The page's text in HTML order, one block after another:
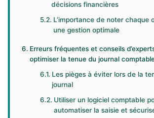
décisions financières
L’importance de noter chaque
une gestion optimale
Erreurs fréquentes et conseils
optimiser la tenue du journal
Les pièges à éviter lors de la
journal
Utiliser un logiciel comptable
automatiser la saisie et